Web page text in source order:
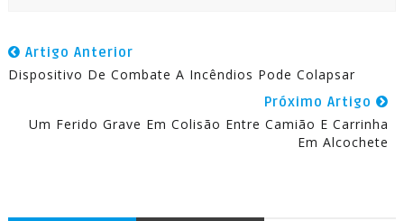
Artigo Anterior
Dispositivo De Combate A Incêndios Pode Colapsar
Próximo Artigo
Um Ferido Grave Em Colisão Entre Camião E Carrinha
Em Alcochete